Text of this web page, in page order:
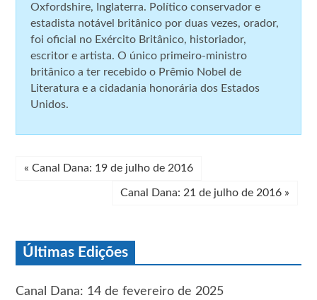
Oxfordshire, Inglaterra. Político conservador e
estadista notável britânico por duas vezes, orador,
foi oficial no Exército Britânico, historiador,
escritor e artista. O único primeiro-ministro
britânico a ter recebido o Prêmio Nobel de
Literatura e a cidadania honorária dos Estados
Unidos.
« Canal Dana: 19 de julho de 2016
Canal Dana: 21 de julho de 2016 »
Últimas Edições
Canal Dana: 14 de fevereiro de 2025